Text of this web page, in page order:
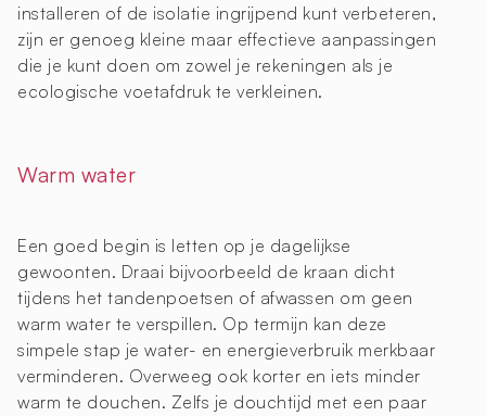
installeren of de isolatie ingrijpend kunt verbeteren,
zijn er genoeg kleine maar effectieve aanpassingen
die je kunt doen om zowel je rekeningen als je
ecologische voetafdruk te verkleinen.
Warm water
Een goed begin is letten op je dagelijkse
gewoonten. Draai bijvoorbeeld de kraan dicht
tijdens het tandenpoetsen of afwassen om geen
warm water te verspillen. Op termijn kan deze
simpele stap je water- en energieverbruik merkbaar
verminderen. Overweeg ook korter en iets minder
warm te douchen. Zelfs je douchtijd met een paar